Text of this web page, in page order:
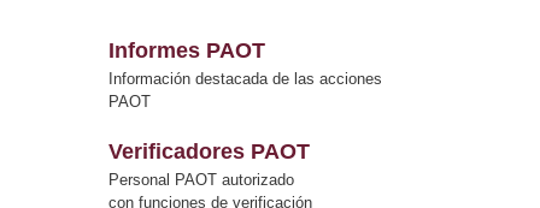
Informes PAOT
Información destacada de las acciones
PAOT
Verificadores PAOT
Personal PAOT autorizado
con funciones de verificación